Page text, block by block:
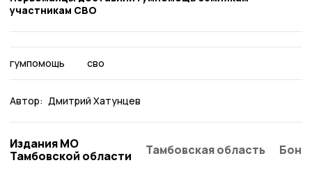
участникам СВО
гумпомощь сво
Автор: Дмитрий Хатунцев
Издания МО
Тамбовской области
Тамбовская область